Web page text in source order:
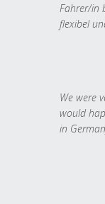
Fahrer/in
flexibel
We were
would
in